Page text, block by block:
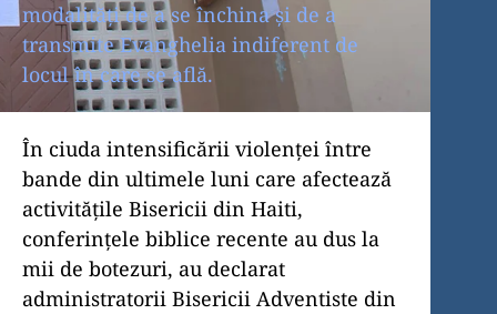
modalități de a se închina și de a
transmite Evanghelia indiferent de
locul în care se află.
În ciuda intensificării violenței între
bande din ultimele luni care afectează
activitățile Bisericii din Haiti,
conferințele biblice recente au dus la
mii de botezuri, au declarat
administratorii Bisericii Adventiste din